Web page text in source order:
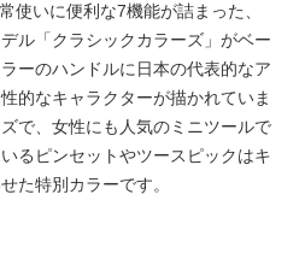
使いに便利な7機能が詰まった、
ル「クラシックカラーズ」がベー
ーのハンドルに日本の代表的なア
的なキャラクターが描かれていま
で、女性にも人気のミニツールで
るピンセットやツースピックはキ
た特別カラーです。